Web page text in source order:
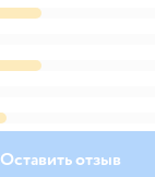
Оставить отзыв